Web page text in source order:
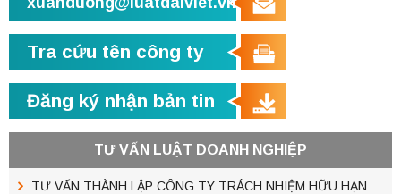
Tra cứu tên công ty
Đăng ký nhận bản tin
TƯ VẤN LUẬT DOANH NGHIỆP
TƯ VẤN THÀNH LẬP CÔNG TY TRÁCH NHIỆM HỮU HẠN